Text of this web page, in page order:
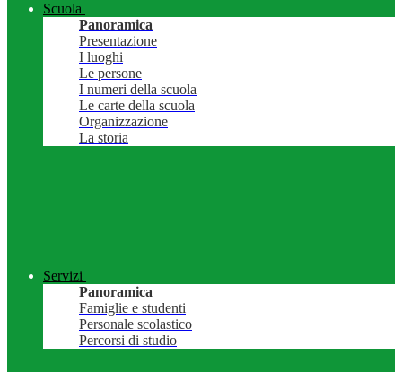
Scuola
Panoramica
Presentazione
I luoghi
Le persone
I numeri della scuola
Le carte della scuola
Organizzazione
La storia
Servizi
Panoramica
Famiglie e studenti
Personale scolastico
Percorsi di studio